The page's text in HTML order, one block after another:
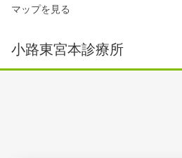
マップを見る
小路東宮本診療所